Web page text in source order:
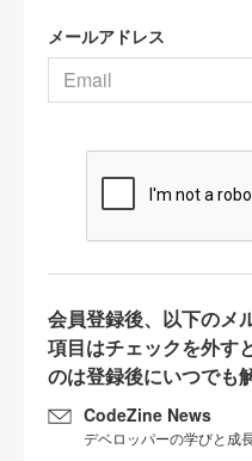
メールアドレス
会員登録後、以下のメ
項目はチェックを外す
のは登録後にいつでも
CodeZine News
デベロッパーの学びと成